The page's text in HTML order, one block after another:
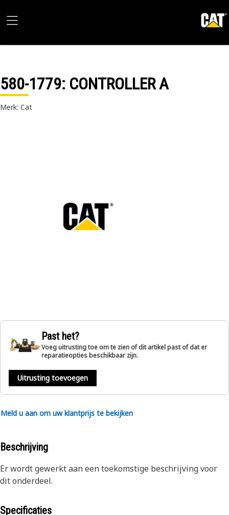
580-1779: CONTROLLER A
Merk: Cat
Past het?
Voeg uitrusting toe om te zien of dit artikel past of dat er
reparatieopties beschikbaar zijn.
Uitrusting toevoegen
Meld u aan om uw klantprijs te bekijken
Beschrijving
Er wordt gewerkt aan een toekomstige beschrijving voor
dit onderdeel.
Specificaties